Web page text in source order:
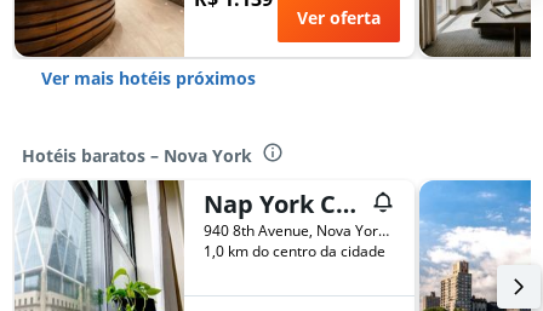
Ver oferta
Ver mais hotéis próximos
Hotéis baratos – Nova York
Nap York Central Park Sleep Station
940 8th Avenue, Nova York, NY, Estados Unidos
1,0 km do centro da cidade